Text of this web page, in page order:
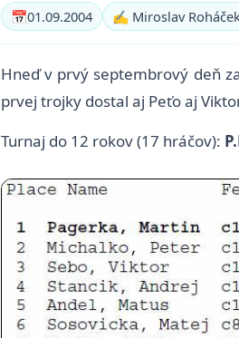
📅01.09.2004 ✍️ Miroslav
Hneď v prvý septembrový deň
prvej trojky dostal aj Peťo aj
Turnaj do 12 rokov (17 hráčov):